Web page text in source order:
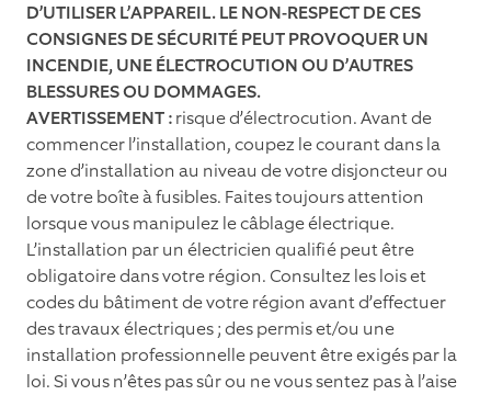
D’UTILISER L’APPAREIL. LE NON-RESPECT DE CES
CONSIGNES DE SÉCURITÉ PEUT PROVOQUER UN
INCENDIE, UNE ÉLECTROCUTION OU D’AUTRES
BLESSURES OU DOMMAGES.
AVERTISSEMENT :risque d’électrocution. Avant de
commencer l’installation, coupez le courant dans la
zone d’installation au niveau de votre disjoncteur ou
de votre boîte à fusibles. Faites toujours attention
lorsque vous manipulez le câblage électrique.
L’installation par un électricien qualiﬁé peut être
obligatoire dans votre région. Consultez les lois et
codes du bâtiment de votre région avant d’effectuer
des travaux électriques ; des permis et/ou une
installation professionnelle peuvent être exigés par la
loi. Si vous n’êtes pas sûr ou ne vous sentez pas à l’aise